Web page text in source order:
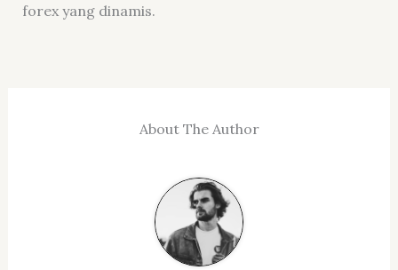
forex yang dinamis.
About The Author